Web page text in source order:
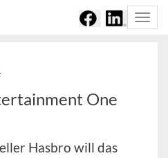
One
Hasbro will das